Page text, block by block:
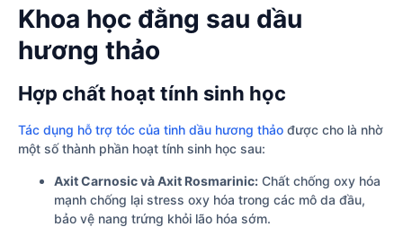
Khoa học đằng sau dầu
hương thảo
Hợp chất hoạt tính sinh học
Tác dụng hỗ trợ tóc của tinh dầu hương thảo được cho là nhờ
một số thành phần hoạt tính sinh học sau:
Axit Carnosic và Axit Rosmarinic: Chất chống oxy hóa
mạnh chống lại stress oxy hóa trong các mô da đầu,
bảo vệ nang trứng khỏi lão hóa sớm.